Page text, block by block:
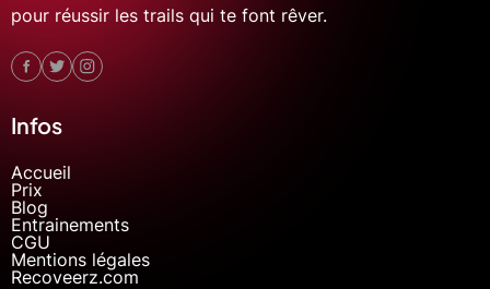
pour réussir les trails qui te font rêver.
Infos
Accueil
Prix
Blog
Entrainements
CGU
Mentions légales
Recoveerz.com